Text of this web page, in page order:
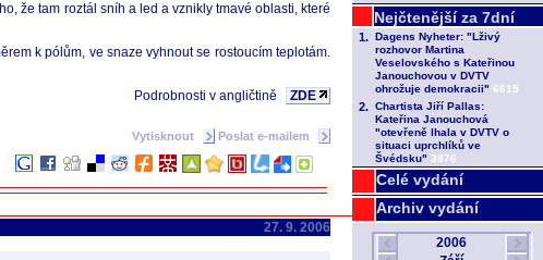
Celé vydání
Archiv vydání
že tam roztál sníh a led a vznikly tmavé oblasti, které
k pólům, ve snaze vyhnout se rostoucím teplotám.
Podrobnosti v angličtině
ZDE
Vytisknout Poslat e-mailem
27. 9. 2006